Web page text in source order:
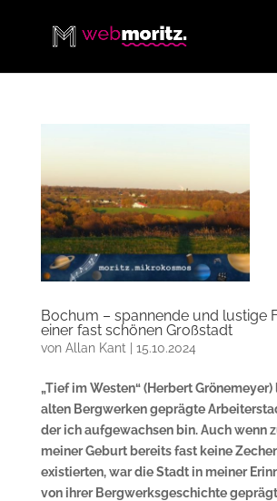
Bochum – spannende und lustige
einer fast schönen Großstadt
von Allan Kant | 15.10.2024
„Tief im Westen“ (Herbert
alten Bergwerken geprägte
der ich aufgewachsen bin. Auch wenn
meiner Geburt bereits fast keine
existierten, war die Stadt in meiner
von ihrer Bergwerksgeschichte